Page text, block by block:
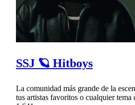
SSJ 🪐 Hitboys
La comunidad más grande de la
tus artistas favoritos o cualquier tema